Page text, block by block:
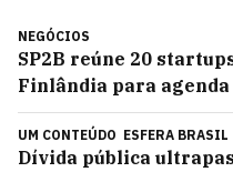
NEGÓCIOS
SP2B reúne 20
Finlândia para
UM CONTEÚDO ESFERA BRASIL
Dívida pública